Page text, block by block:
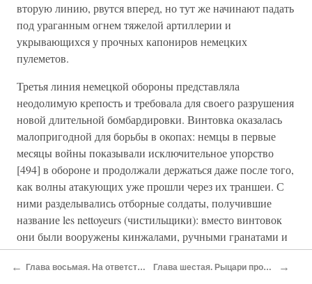
вторую линию, рвутся вперед, но тут же начинают падать
под ураганным огнем тяжелой артиллерии и
укрывающихся у прочных капониров немецких
пулеметов.
Третья линия немецкой обороны представляла
неодолимую крепость и требовала для своего разрушения
новой длительной бомбардировки. Винтовка оказалась
малопригодной для борьбы в окопах: немцы в первые
месяцы войны показывали исключительное упорство
[494] в обороне и продолжали держаться даже после того,
как волны атакующих уже прошли через их траншеи. С
ними разделывались отборные солдаты, получившие
название les nettoyeurs (чистильщики): вместо винтовок
они были вооружены кинжалами, ручными гранатами и
револьверами.
← Глава восьмая. На ответственном посту Глава шестая. Рыцари промышленности →